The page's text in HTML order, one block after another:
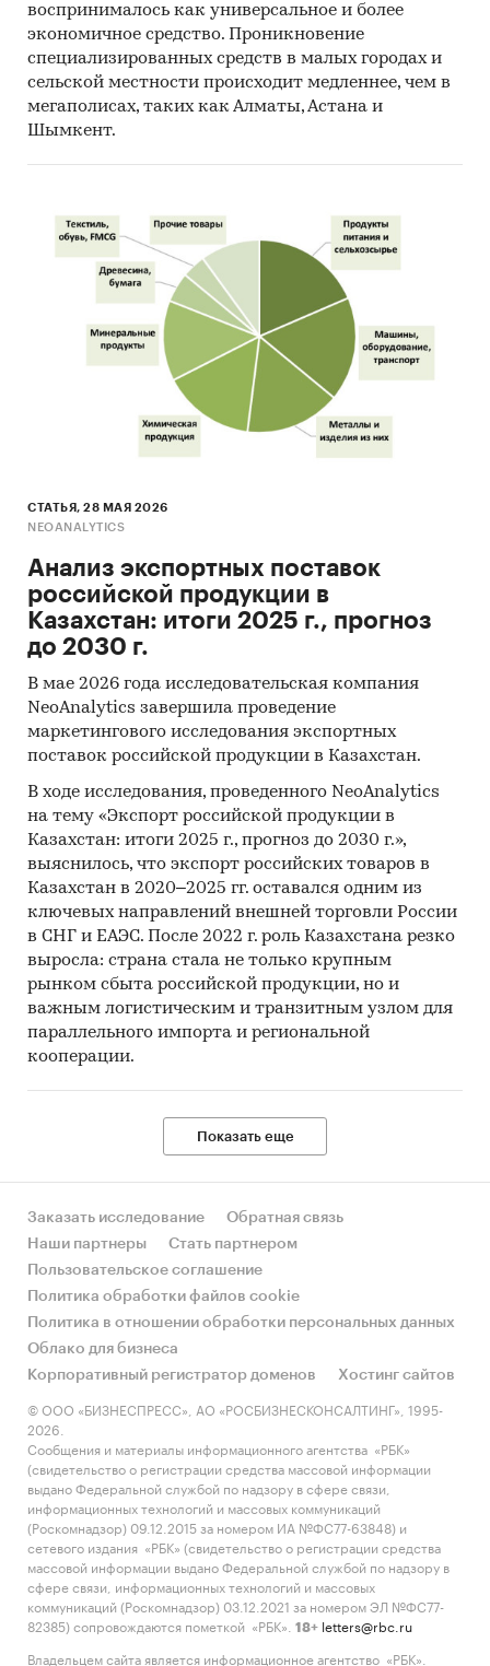
воспринималось как универсальное и более
экономичное средство. Проникновение
специализированных средств в малых городах и
сельской местности происходит медленнее, чем в
мегаполисах, таких как Алматы, Астана и
Шымкент.
СТАТЬЯ, 28 МАЯ 2026
NEOANALYTICS
Анализ экспортных поставок
российской продукции в
Казахстан: итоги 2025 г., прогноз
до 2030 г.
В мае 2026 года исследовательская компания
NeoAnalytics завершила проведение
маркетингового исследования экспортных
поставок российской продукции в Казахстан.
В ходе исследования, проведенного NeoAnalytics
на тему «Экспорт российской продукции в
Казахстан: итоги 2025 г., прогноз до 2030 г.»,
выяснилось, что экспорт российских товаров в
Казахстан в 2020–2025 гг. оставался одним из
ключевых направлений внешней торговли России
в СНГ и ЕАЭС. После 2022 г. роль Казахстана резко
выросла: страна стала не только крупным
рынком сбыта российской продукции, но и
важным логистическим и транзитным узлом для
параллельного импорта и региональной
кооперации.
Показать еще
Заказать исследование
Обратная связь
Наши партнеры
Стать партнером
Пользовательское соглашение
Политика обработки файлов cookie
Политика в отношении обработки персональных данных
Облако для бизнеса
Корпоративный регистратор доменов
Хостинг сайтов
© ООО «БИЗНЕСПРЕСС», АО «РОСБИЗНЕСКОНСАЛТИНГ», 1995-
2026.
Сообщения и материалы информационного агентства «РБК»
(свидетельство о регистрации средства массовой информации
выдано Федеральной службой по надзору в сфере связи,
информационных технологий и массовых коммуникаций
(Роскомнадзор) 09.12.2015 за номером ИА №ФС77-63848) и
сетевого издания «РБК» (свидетельство о регистрации средства
массовой информации выдано Федеральной службой по надзору в
сфере связи, информационных технологий и массовых
коммуникаций (Роскомнадзор) 03.12.2021 за номером ЭЛ №ФС77-
82385) сопровождаются пометкой «РБК».
18+ letters@rbc.ru
Владельцем сайта является информационное агентство «РБК».